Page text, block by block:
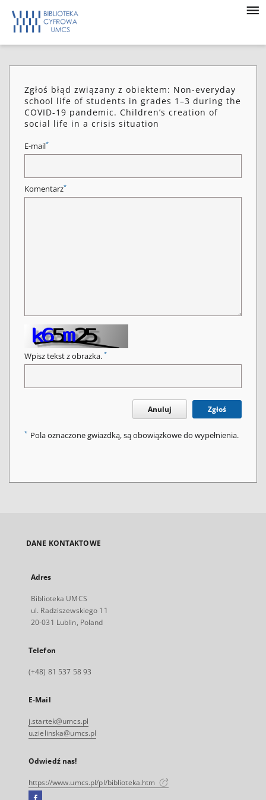
Zgłoś błąd związany z obiektem: Non-everyday
school life of students in grades 1–3 during the
COVID-19 pandemic. Children’s creation of
social life in a crisis situation
E-mail*
Komentarz*
Wpisz tekst z obrazka. *
Anuluj Zgłoś
* Pola oznaczone gwiazdką, są obowiązkowe do wypełnienia.
DANE KONTAKTOWE
Adres
Biblioteka UMCS
ul. Radziszewskiego 11
20-031 Lublin, Poland
Telefon
(+48) 81 537 58 93
E-Mail
j.startek@umcs.pl
u.zielinska@umcs.pl
Odwiedź nas!
https://www.umcs.pl/pl/biblioteka.htm
Facebook